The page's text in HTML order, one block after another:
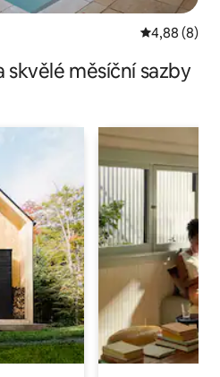
Průměrné
4,88 (8)
skvělé měsíční sazby